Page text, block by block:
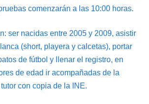
comenzarán a las 10:00 horas.
ser nacidas entre 2005 y 2009, asistir
(short, playera y calcetas), portar
de fútbol y llenar el registro, en
de edad ir acompañadas de la
con copia de la INE.